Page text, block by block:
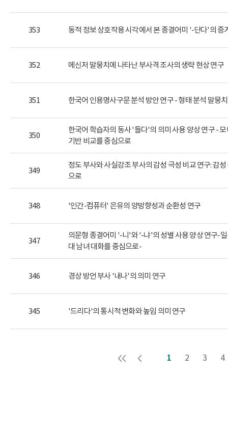
353 동적 정보 상호작용 시각에서 본 종결어미 '-단다'의 증
352 메신저 말뭉치에 나타난 부사격 조사의 생략 현상 연구
351 한국어 인용명사구문 분석 방안 연구 - 형태 분석 말뭉
350
한국어 학습자의 동사 '들다'의 의미 사용 양상 연구 -
기반 비교를 중심으로
349
정도 부사와 사실강조 부사의 감성 극성 비교 연구: 감
으로
348 '인간-컴퓨터' 은유의 양방향성과 순환성 연구
347
의문형 종결어미 '-니'와 '-냐'의 성별 사용 양상 연구-
대 남녀 대화를 중심으로-
346 경상 방언 부사 '내나'의 의미 연구
345 '드리다'의 통시적 변화와 높임 의미 연구
1 2 3 4